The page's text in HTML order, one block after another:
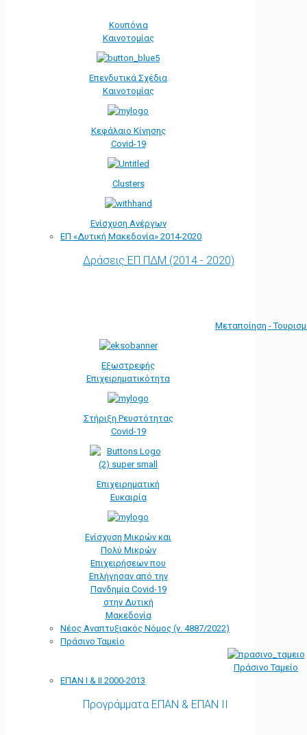
Κουπόνια
Καινοτομίας
Επενδυτικά Σχέδια
Καινοτομίας
Κεφάλαιο Κίνησης
Covid-19
Clusters
Ενίσχυση Ανέργων
ΕΠ «Δυτική Μακεδονία» 2014-2020
Δράσεις ΕΠ ΠΔΜ (2014 - 2020)
Μεταποίηση -
Εξωστρεφής
Επιχειρηματικότητα
Στήριξη Ρευστότητας
Covid-19
Επιχειρηματική
Ευκαιρία
Ενίσχυση Μικρών και
Πολύ Μικρών
Επιχειρήσεων που
Επλήγησαν από την
Πανδημία Covid-19
στην Δυτική
Μακεδονία
Νέος Αναπτυξιακός Νόμος (ν. 4887/2022)
Πράσινο Ταμείο
Πράσινο Ταμείο
ΕΠΑΝ Ι & ΙΙ 2000-2013
Προγράμματα ΕΠΑΝ & ΕΠΑΝ ΙΙ